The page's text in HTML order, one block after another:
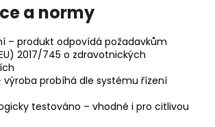
a normy
– produkt odpovídá požadavkům
2017/745 o zdravotnických
výroba probíhá dle systému řízení
testováno – vhodné i pro citlivou